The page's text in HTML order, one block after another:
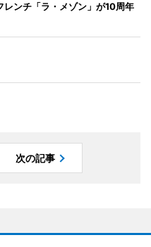
レンチ「ラ・メゾン」が10周年
次の記事